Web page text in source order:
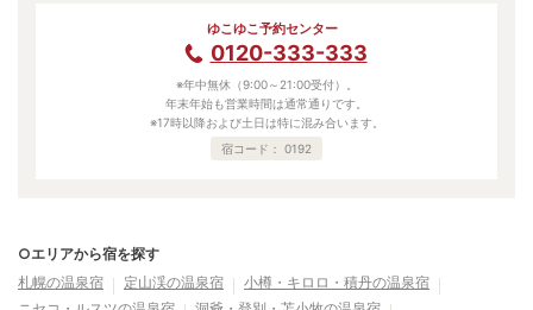
ゆこゆこ予約センター
0120-333-333
※年中無休（9:00～21:00受付）。
年末年始も営業時間は通常通りです。
※17時以降および土日は特に混み合います。
宿コード： 0192
○エリアから宿を探す
札幌の温泉宿
定山渓の温泉宿
小樽・キロロ・積丹の温泉宿